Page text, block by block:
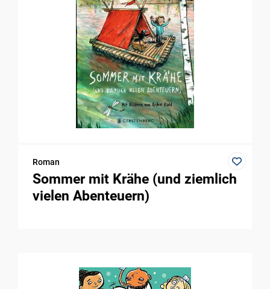
Roman
Sommer mit Krähe (und ziemlich
vielen Abenteuern)